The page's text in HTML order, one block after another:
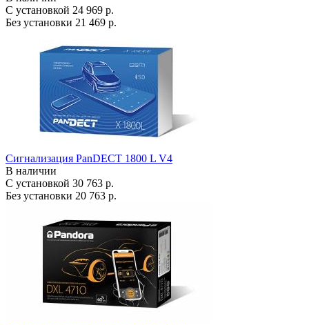
С установкой 24 969 р.
Без установки 21 469 р.
Сигнализация PanDECT 1800 L V4
В наличии
С установкой 30 763 р.
Без установки 20 763 р.